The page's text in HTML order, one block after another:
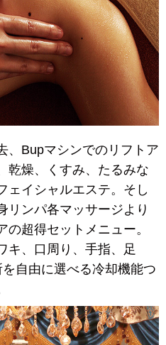
、Bupマシンでのリフトア
乾燥、くすみ、たるみな
ェイシャルエステ。そし
リンパ各マッサージより
超得セットメニュー。
キ、口周り、手指、足
自由に選べる冷却機能つ